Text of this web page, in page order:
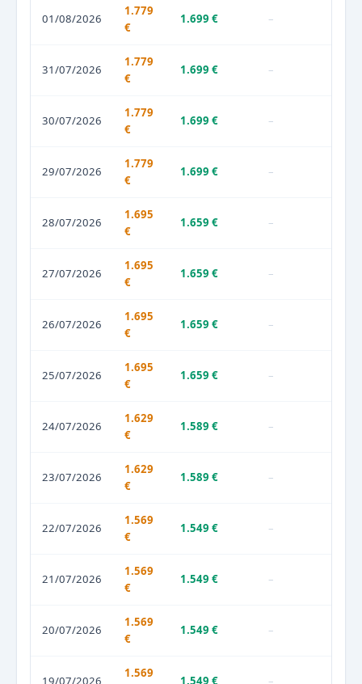
01/08/2026
1.779
€
1.699 € –
31/07/2026
1.779
€
1.699 € –
30/07/2026
1.779
€
1.699 € –
29/07/2026
1.779
€
1.699 € –
28/07/2026
1.695
€
1.659 € –
27/07/2026
1.695
€
1.659 € –
26/07/2026
1.695
€
1.659 € –
25/07/2026
1.695
€
1.659 € –
24/07/2026
1.629
€
1.589 € –
23/07/2026
1.629
€
1.589 € –
22/07/2026
1.569
€
1.549 € –
21/07/2026
1.569
€
1.549 € –
20/07/2026
1.569
€
1.549 € –
19/07/2026
1.569
1.549 € –